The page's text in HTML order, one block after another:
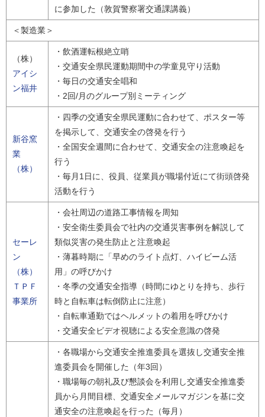
に参加した（敦賀警察署交通課講義）
＜製造業＞
（株）
アイシ
ン福井
・飲酒運転根絶立哨
・交通安全県民運動期間中の学童見守り活動
・毎日の交通安全唱和
・2回/月のグループ別ミーティング
新谷窯
業
（株）
・四季の交通安全県民運動に合わせて、ポスター等
を掲示して、交通安全の啓発を行う
・全国安全週間に合わせて、交通安全の注意喚起を
行う
・毎月1日に、役員、従業員が職場付近にて街頭啓発
活動を行う
セーレ
ン
（株）
ＴＰＦ
事業所
・会社周辺の道路工事情報を周知
・安全衛生委員会で社内の交通災害事例を解説して
類似災害の発生防止と注意喚起
・薄暮時期に「早めのライト点灯、ハイビーム活
用」の呼びかけ
・冬季の交通安全指導（時間にゆとりを持ち、歩行
時と自転車は転倒防止に注意）
・自転車通勤ではヘルメットの着用を呼びかけ
・交通安全ビデオ視聴による安全意識の啓発
・各職場から交通安全推進委員を選抜し交通安全推
進委員会を開催した（年3回）
・職場毎の朝礼及び懇談会を利用し交通安全推進委
員から月間目標、交通安全メールマガジンを基に交
通安全の注意喚起を行った（毎月）